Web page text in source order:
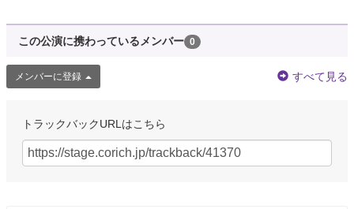
この公演に携わっているメンバー 0
メンバーに登録 すべて見る
トラックバックURLはこちら